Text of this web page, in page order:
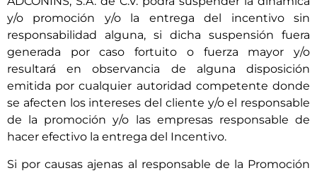
y/o promoción y/o la entrega del incentivo sin
responsabilidad alguna, si dicha suspensión fuera
generada por caso fortuito o fuerza mayor y/o
resultará en observancia de alguna disposición
emitida por cualquier autoridad competente donde
se afecten los intereses del cliente y/o el responsable
de la promoción y/o las empresas responsable de
hacer efectivo la entrega del Incentivo.
Si por causas ajenas al responsable de la Promoción